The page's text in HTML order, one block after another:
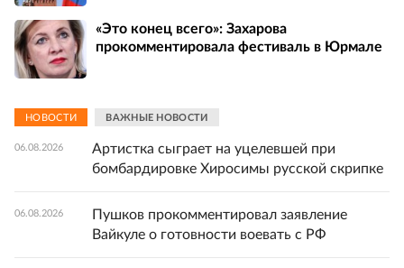
«Это конец всего»: Захарова
прокомментировала фестиваль в Юрмале
НОВОСТИ ВАЖНЫЕ НОВОСТИ
06.08.2026
Артистка сыграет на уцелевшей при
бомбардировке Хиросимы русской скрипке
06.08.2026
Пушков прокомментировал заявление
Вайкуле о готовности воевать с РФ